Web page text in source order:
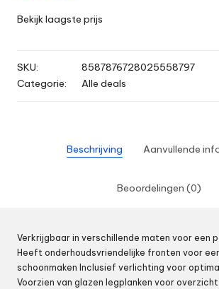
Bekijk laagste prijs
SKU:
8587876728025558797
Categorie:
Alle deals
Beschrijving Aanvullende
Beoordelingen (0)
Verkrijgbaar in verschillende maten voor een
Heeft onderhoudsvriendelijke fronten voor
schoonmaken Inclusief verlichting voor
Voorzien van glazen legplanken voor